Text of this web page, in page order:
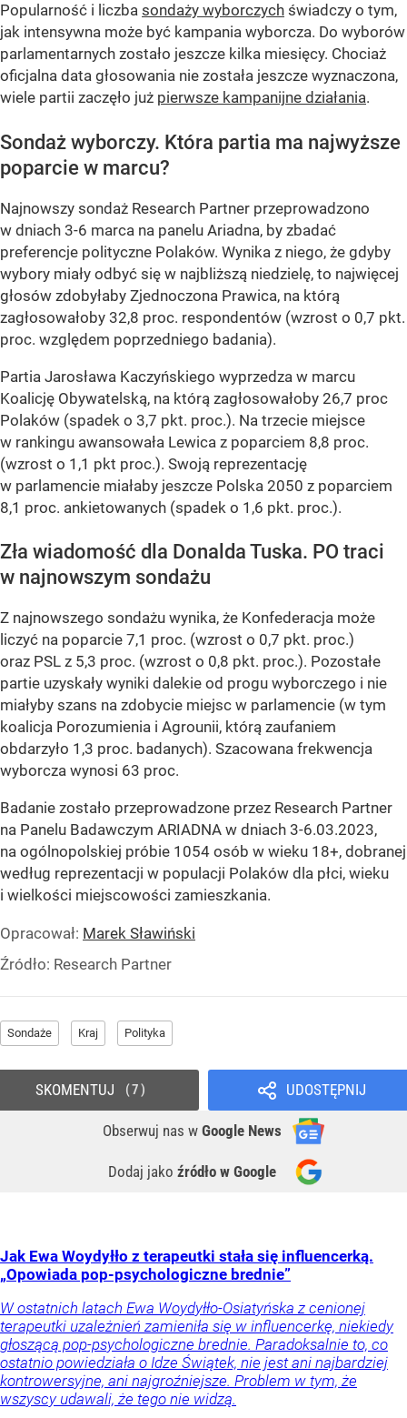
Popularność i liczba sondaży wyborczych świadczy o tym,
jak intensywna może być kampania wyborcza. Do wyborów
parlamentarnych zostało jeszcze kilka miesięcy. Chociaż
oficjalna data głosowania nie została jeszcze wyznaczona,
wiele partii zaczęło już pierwsze kampanijne działania.
Sondaż wyborczy. Która partia ma najwyższe
poparcie w marcu?
Najnowszy sondaż Research Partner przeprowadzono
w dniach 3-6 marca na panelu Ariadna, by zbadać
preferencje polityczne Polaków. Wynika z niego, że gdyby
wybory miały odbyć się w najbliższą niedzielę, to najwięcej
głosów zdobyłaby Zjednoczona Prawica, na którą
zagłosowałoby 32,8 proc. respondentów (wzrost o 0,7 pkt.
proc. względem poprzedniego badania).
Partia Jarosława Kaczyńskiego wyprzedza w marcu
Koalicję Obywatelską, na którą zagłosowałoby 26,7 proc
Polaków (spadek o 3,7 pkt. proc.). Na trzecie miejsce
w rankingu awansowała Lewica z poparciem 8,8 proc.
(wzrost o 1,1 pkt proc.). Swoją reprezentację
w parlamencie miałaby jeszcze Polska 2050 z poparciem
8,1 proc. ankietowanych (spadek o 1,6 pkt. proc.).
Zła wiadomość dla Donalda Tuska. PO traci
w najnowszym sondażu
Z najnowszego sondażu wynika, że Konfederacja może
liczyć na poparcie 7,1 proc. (wzrost o 0,7 pkt. proc.)
oraz PSL z 5,3 proc. (wzrost o 0,8 pkt. proc.). Pozostałe
partie uzyskały wyniki dalekie od progu wyborczego i nie
miałyby szans na zdobycie miejsc w parlamencie (w tym
koalicja Porozumienia i Agrounii, którą zaufaniem
obdarzyło 1,3 proc. badanych). Szacowana frekwencja
wyborcza wynosi 63 proc.
Badanie zostało przeprowadzone przez Research Partner
na Panelu Badawczym ARIADNA w dniach 3-6.03.2023,
na ogólnopolskiej próbie 1054 osób w wieku 18+, dobranej
według reprezentacji w populacji Polaków dla płci, wieku
i wielkości miejscowości zamieszkania.
Opracował: Marek Sławiński
Źródło: Research Partner
Sondaże Kraj Polityka
UDOSTĘPNIJ
Obserwuj nas w Google News
Dodaj jako źródło w Google
SKOMENTUJ 7
Jak Ewa Woydyłło z terapeutki stała się influencerką.
„Opowiada pop-psychologiczne brednie”
W ostatnich latach Ewa Woydyłło-Osiatyńska z cenionej
terapeutki uzależnień zamieniła się w influencerkę, niekiedy
głoszącą pop-psychologiczne brednie. Paradoksalnie to, co
ostatnio powiedziała o Idze Świątek, nie jest ani najbardziej
kontrowersyjne, ani najgroźniejsze. Problem w tym, że
wszyscy udawali, że tego nie widzą.